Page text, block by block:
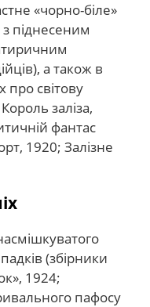
«чорно-біле»
піднесеним
а також в
світову
заліза,
фантас
1920; Залізне
(збірники
1924;
пафосу